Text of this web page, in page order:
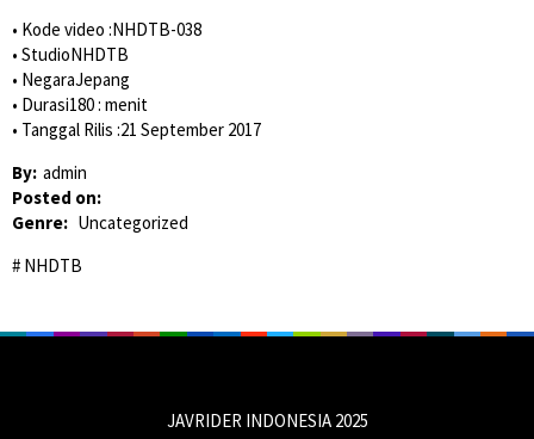
• Kode video :NHDTB-038
• StudioNHDTB
• NegaraJepang
• Durasi180 : menit
• Tanggal Rilis :21 September 2017
By: admin
Posted on:
Genre: Uncategorized
NHDTB
JAVRIDER INDONESIA 2025